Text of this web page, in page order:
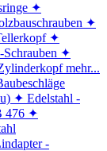
✦
✦
✦
✦
mehr...
✦ Edelstahl -
476 ✦
-